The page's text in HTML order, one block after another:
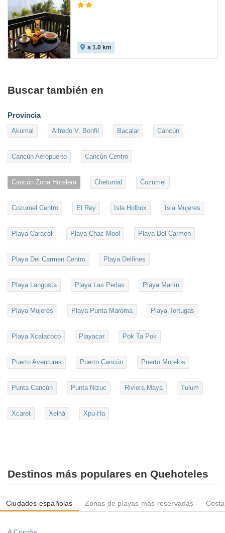
a 1.0 km
Buscar también en
Provincia
Akumal Alfredo V. Bonfil Bacalar Cancún
Cancún Aeropuerto Cancún Centro
Cancún Zona Hotelera Chetumal Cozumel
Cozumel Centro El Rey Isla Holbox Isla Mujeres
Playa Caracol Playa Chac Mool Playa Del Carmen
Playa Del Carmen Centro Playa Delfines
Playa Langosta Playa Las Perlas Playa Marlín
Playa Mujeres Playa Punta Maroma Playa Tortugas
Playa Xcalacoco Playacar Pok Ta Pok
Puerto Aventuras Puerto Cancún Puerto Morelos
Punta Cancún Punta Nizuc Riviera Maya Tulum
Xcaret Xelhá Xpu-Ha
Destinos más populares en Quehoteles
Ciudades españolas Zonas de playas más reservadas